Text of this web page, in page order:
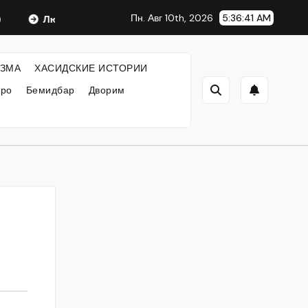
Любавический Ребе ФИЛОСОФИЯ ХАСИДИЗМА
Пн. Авг 10th, 2026 5:36:42 AM
ХАСИДСКИЕ ИСТОРИИ
Бемидбар
Дворим